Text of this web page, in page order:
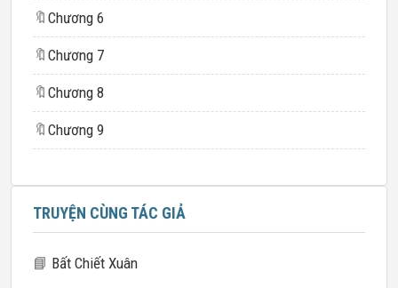
🔖 Chương 6
🔖 Chương 7
🔖 Chương 8
🔖 Chương 9
TRUYỆN CÙNG TÁC GIẢ
📘 Bất Chiết Xuân